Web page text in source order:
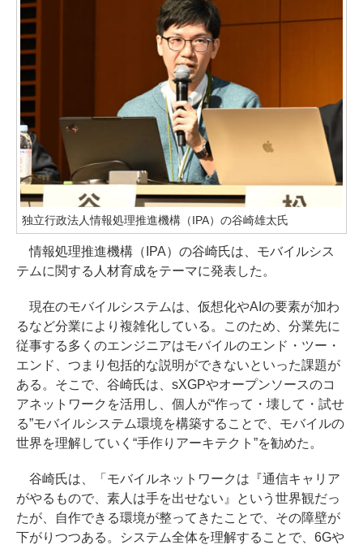
独立行政法人情報処理推進機構（IPA）の谷崎雄太氏
情報処理推進機構（IPA）の谷崎氏は、モバイルシス
テムに関する人材育成をテーマに発表した。
現在のモバイルシステムは、仮想化やAIの要素が加わ
るなど分業により複雑化している。このため、分業先に
従事する多くのエンジニアはモバイルのエンド・ツー・
エンド、つまり包括的な説明ができないといった課題が
ある。そこで、谷崎氏は、sXGPやオープンソースのコ
アネットワークを活用し、個人が“作って・壊して・試せ
る”モバイルシステム環境を構築することで、モバイルの
世界を理解していく“手作りアーキテクト”を勧めた。
谷崎氏は、「モバイルネットワークは『通信キャリア
がやるもので、素人は手を出せない』という世界観だっ
たが、自作できる環境が整ってきたことで、その障壁が
下がりつつある。システム全体を理解することで、6Gや